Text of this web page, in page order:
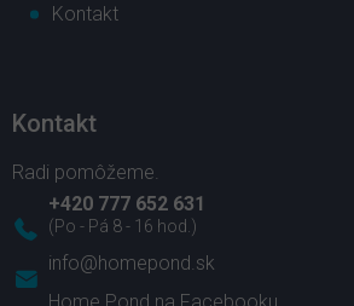
Kontakt
Kontakt
info@homepond.sk
+420 777 652 631
Home Pond na Facebooku